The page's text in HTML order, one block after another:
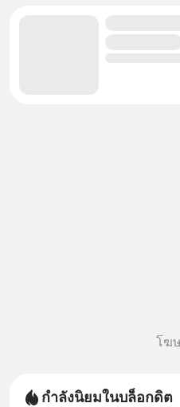
โฆ
กำลังนิยมในบล็อกดิต